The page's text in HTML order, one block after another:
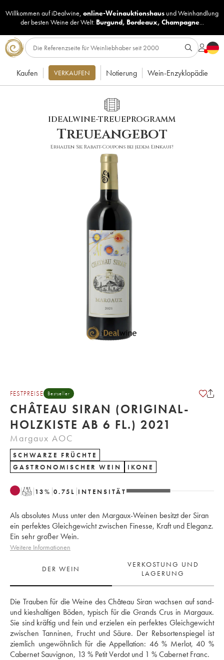
Willkommen auf iDealwine, online-Weinauktionshaus undWeinhandlung
der besten Weine der Welt: Burgund, Bordeaux, Champagne...
Kaufen VERKAUFEN Notierung Wein-Enzyklopädie
IDEALWINE-TREUEPROGRAMM
Treueangebot
Erhalten Sie Rabatt-Coupons bei jedem Einkauf!
FESTPREISE Bestseller
CHÂTEAU SIRAN (ORIGINAL-
HOLZKISTE AB 6 FL.) 2021
Margaux AOC
SCHWARZE FRÜCHTE
GASTRONOMISCHER WEIN
IKONE
T 13% 0.75 L INTENSITÄT
Als absolutes Muss unter den Margaux-Weinen besitzt der Siran
ein perfektes Gleichgewicht zwischen Finesse, Kraft und Eleganz.
Ein sehr großer Wein.
Weitere Informationen
DER WEIN
VERKOSTUNG UND
LAGERUNG
Die Trauben für die Weine des Château Siran wachsen auf sand-
und kieshaltigen Böden, typisch für die Grands Crus in Margaux.
Sie sind kräftig und fein und erzielen ein perfektes Gleichgewicht
zwischen Tanninen, Frucht und Säure. Der Rebsortenspiegel ist
ziemlich ungewöhnlich für die Appellation: 46 % Merlot, 40 %
Cabernet Sauvignon, 13 % Petit Verdot und 1 % Cabernet Franc.